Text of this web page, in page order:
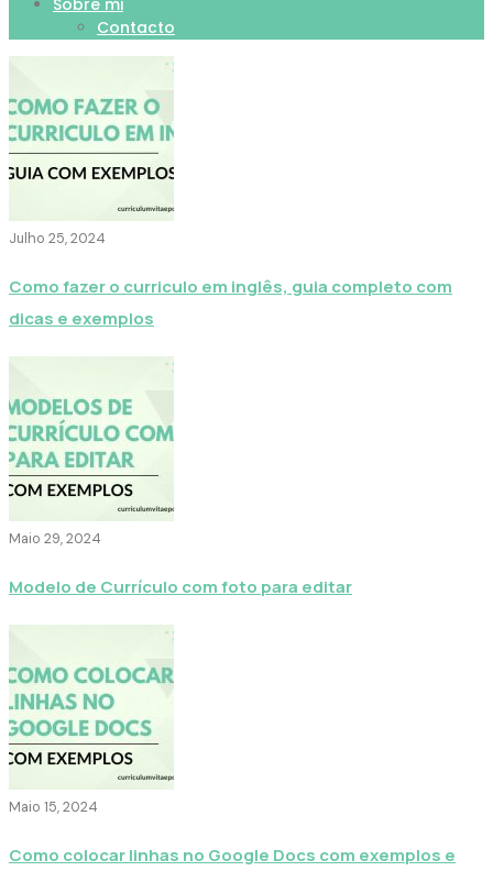
Sobre mi
Contacto
Julho 25, 2024
Como fazer o curriculo em inglês, guia completo com
dicas e exemplos
Maio 29, 2024
Modelo de Currículo com foto para editar
Maio 15, 2024
Como colocar linhas no Google Docs com exemplos e